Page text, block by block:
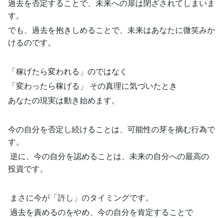
過去を否定することで、未来への扉は閉ざされてしまいま
す。
でも、過去を抱きしめることで、未来はあなたに微笑みか
けるのです。
「稼げたら変われる」のではなく
「変わったら稼げる」 その真理に気づいたとき
あなたの現実は動き始めます。
今の自分を否定し続けることは、可能性の芽を摘む行為で
す。
逆に、今の自分を認めることは、未来の自分への最高の
投資です。
まさに今が「許し」のタイミングです。
過去を責めるのをやめ、今の自分を肯定することで